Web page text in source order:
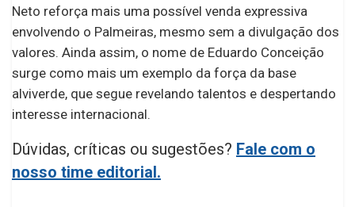
Neto reforça mais uma possível venda expressiva
envolvendo o Palmeiras, mesmo sem a divulgação dos
valores. Ainda assim, o nome de Eduardo Conceição
surge como mais um exemplo da força da base
alviverde, que segue revelando talentos e despertando
interesse internacional.
Dúvidas, críticas ou sugestões? Fale com o
nosso time editorial.